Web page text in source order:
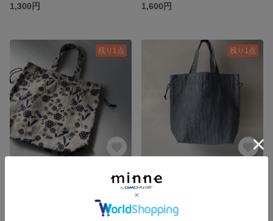
1,300円
1,600円
残り1点 残り1点
巾着バッグ/ストライプ
1,600円